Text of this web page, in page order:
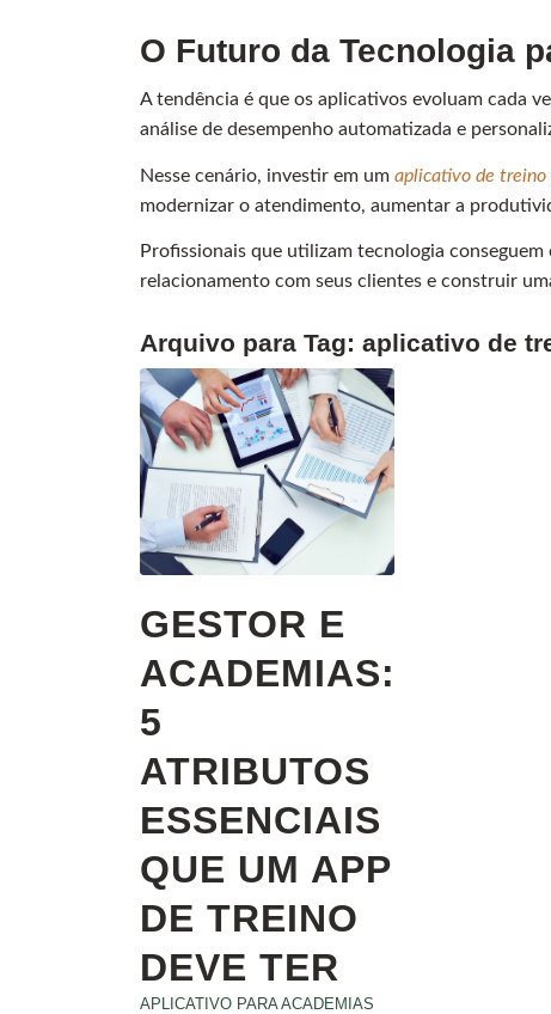
O Futuro da Tecnologia
A tendência é que os aplicativos evoluam cada
análise de desempenho automatizada e
Nesse cenário, investir em umaplicativo de treino
modernizar o atendimento, aumentar a
Profissionais que utilizam tecnologia
relacionamento com seus clientes e construir
Arquivo para Tag:aplicativo de
GESTOR E
ACADEMIAS:
5
ATRIBUTOS
ESSENCIAIS
QUE UM APP
DE TREINO
DEVE TER
APLICATIVO PARA ACADEMIAS